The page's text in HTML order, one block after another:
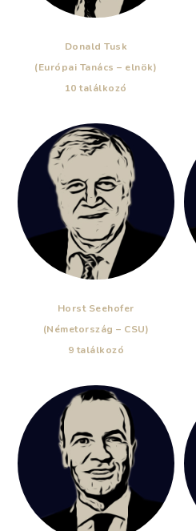
Donald Tusk
(Európai Tanács – elnök)
10 találkozó
Horst Seehofer
(Németország – CSU)
9 találkozó